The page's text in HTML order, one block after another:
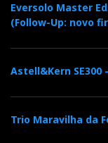
Eversolo Master
(Follow-Up: novo
Astell&Kern
Trio Maravilha da